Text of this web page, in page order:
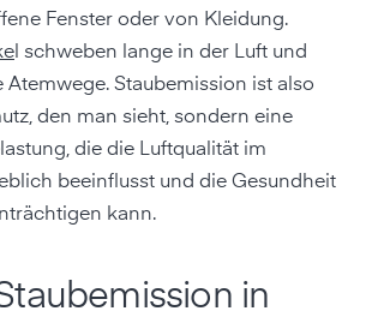
Fenster oder von Kleidung.
l schweben lange in der Luft und
Atemwege. Staubemission ist also
den man sieht, sondern eine
die die Luftqualität im
beeinflusst und die Gesundheit
kann.
in